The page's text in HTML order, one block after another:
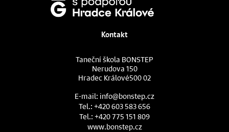
Kontakt
Taneční škola BONSTEP
Nerudova 150
Hradec Králové500 02
E-mail: info@bonstep.cz
Tel.: +420 603 583 656
Tel.: +420 775 151 809
www.bonstep.cz